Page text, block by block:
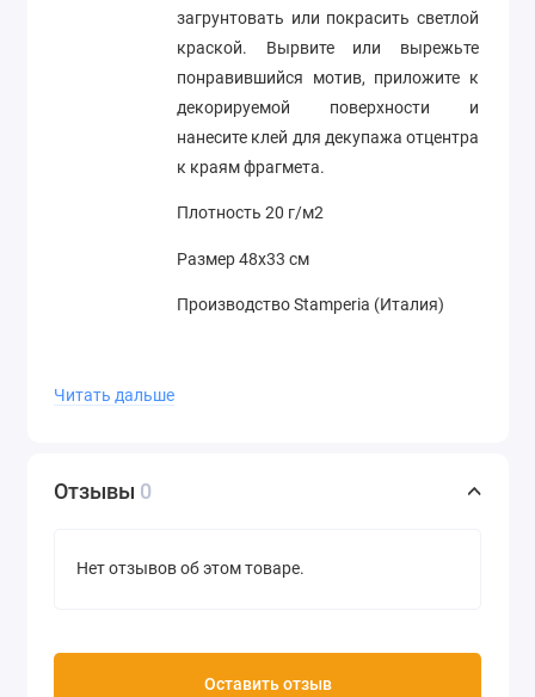
загрунтовать или покрасить светлой
краской. Вырвите или вырежьте
понравившийся мотив, приложите к
декорируемой поверхности и
нанесите клей для декупажа отцентра
к краям фрагмета.
Плотность 20 г/м2
Размер 48х33 см
Производство Stamperia (Италия)
Читать дальше
Отзывы 0
Нет отзывов об этом товаре.
Оставить отзыв